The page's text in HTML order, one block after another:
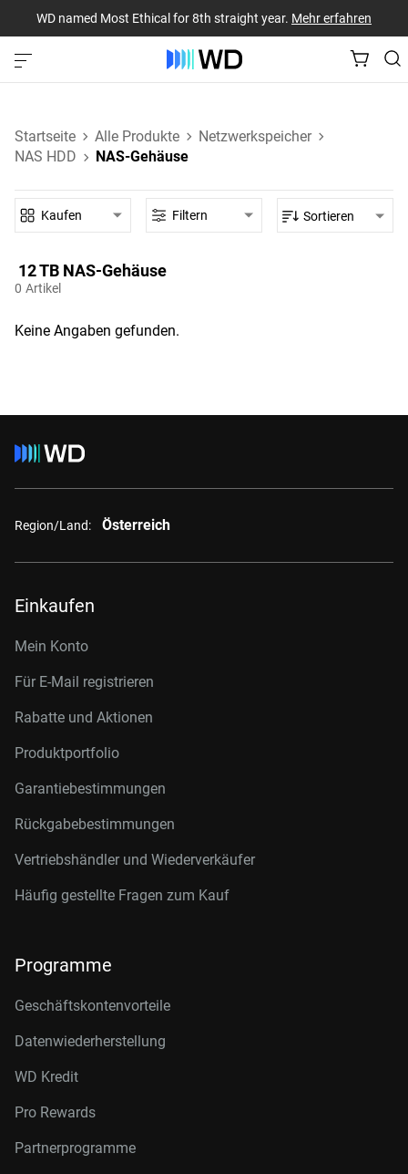
WD named Most Ethical for 8th straight year. Mehr erfahren
Startseite Alle Produkte
Netzwerkspeicher
NAS HDD
NAS-Gehäuse
12 TB‎ NAS-Gehäuse‎
0 Artikel
Kaufen Filtern Sortieren
Keine Angaben gefunden.
Region/Land: Österreich
Einkaufen
Mein Konto
Für E-Mail registrieren
Rabatte und Aktionen
Produktportfolio
Garantiebestimmungen
Rückgabebestimmungen
Vertriebshändler und Wiederverkäufer
Häufig gestellte Fragen zum Kauf
Programme
Geschäftskontenvorteile
Datenwiederherstellung
WD Kredit
Pro Rewards
Partnerprogramme